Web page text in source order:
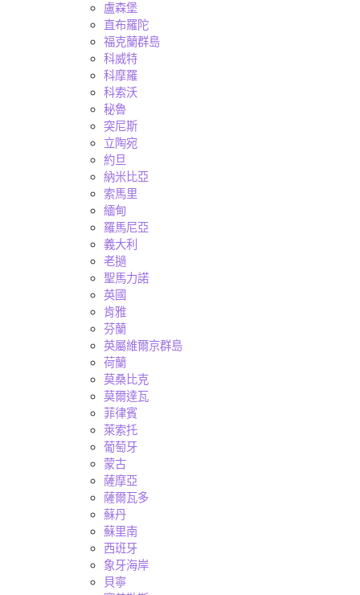
盧森堡
直布羅陀
福克蘭群島
科威特
科摩羅
科索沃
秘魯
突尼斯
立陶宛
約旦
納米比亞
索馬里
緬甸
羅馬尼亞
義大利
老撾
聖馬力諾
英國
肯雅
芬蘭
英屬維爾京群島
荷蘭
莫桑比克
莫爾達瓦
菲律賓
萊索托
葡萄牙
蒙古
薩摩亞
薩爾瓦多
蘇丹
蘇里南
西班牙
象牙海岸
貝寧